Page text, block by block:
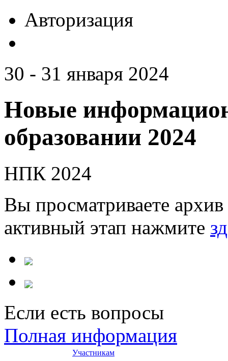
Авторизация
30 - 31 января 2024
Новые
образовании 2024
НПК 2024
Вы просматриваете
активный этап нажмите
Если есть вопросы
Полная информация
Участникам